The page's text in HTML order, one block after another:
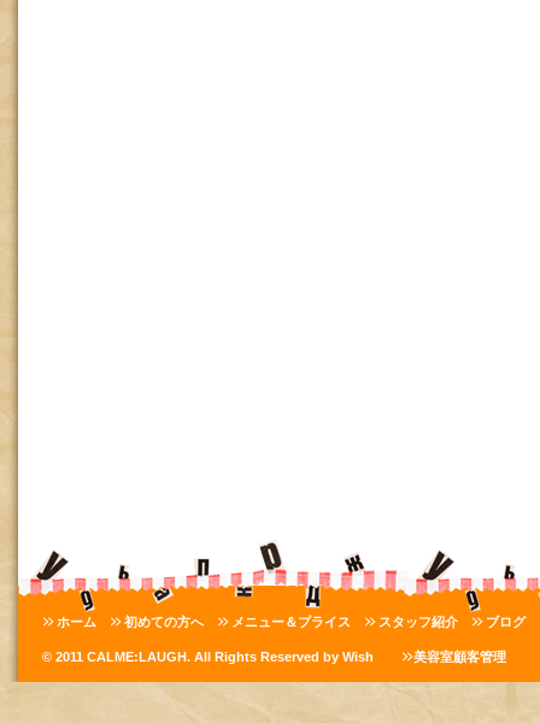
ホーム 初めての方へ メニュー＆プライス スタッフ紹介 ブログ
© 2011 CALME:LAUGH. All Rights Reserved by Wish 美容室顧客管理